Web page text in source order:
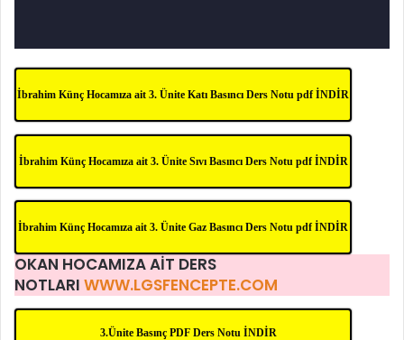
İbrahim Künç Hocamıza ait 3. Ünite Katı Basıncı Ders Notu pdf İNDİR
İbrahim Künç Hocamıza ait 3. Ünite Sıvı Basıncı Ders Notu pdf İNDİR
İbrahim Künç Hocamıza ait 3. Ünite Gaz Basıncı Ders Notu pdf İNDİR
OKAN HOCAMIZA AİT DERS
NOTLARI WWW.LGSFENCEPTE.COM
3.Ünite Basınç PDF Ders Notu İNDİR